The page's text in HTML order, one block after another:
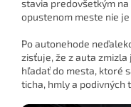
stavia predovšetkým
opustenom meste nie
Po autonehode
zisťuje, že z auta zmizla
hľadať do mesta, ktoré
ticha, hmly a podivných